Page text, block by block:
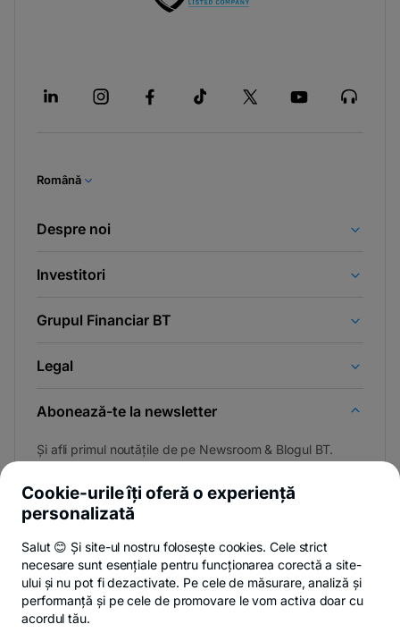
Română
Despre noi
Investitori
Grupul Financiar BT
Legal
Abonează-te la newsletter
Și afli primul noutățile de pe Newsroom & Blogul BT.
Privacy HubPolitica de confidențialitatePolitica de cookies
Cookie-urile îți oferă o experiență
personalizată
Salut 😊 Și site-ul nostru folosește cookies. Cele strict
necesare sunt esențiale pentru funcționarea corectă a site-
ului și nu pot fi dezactivate. Pe cele de măsurare, analiză și
performanță și pe cele de promovare le vom activa doar cu
acordul tău.